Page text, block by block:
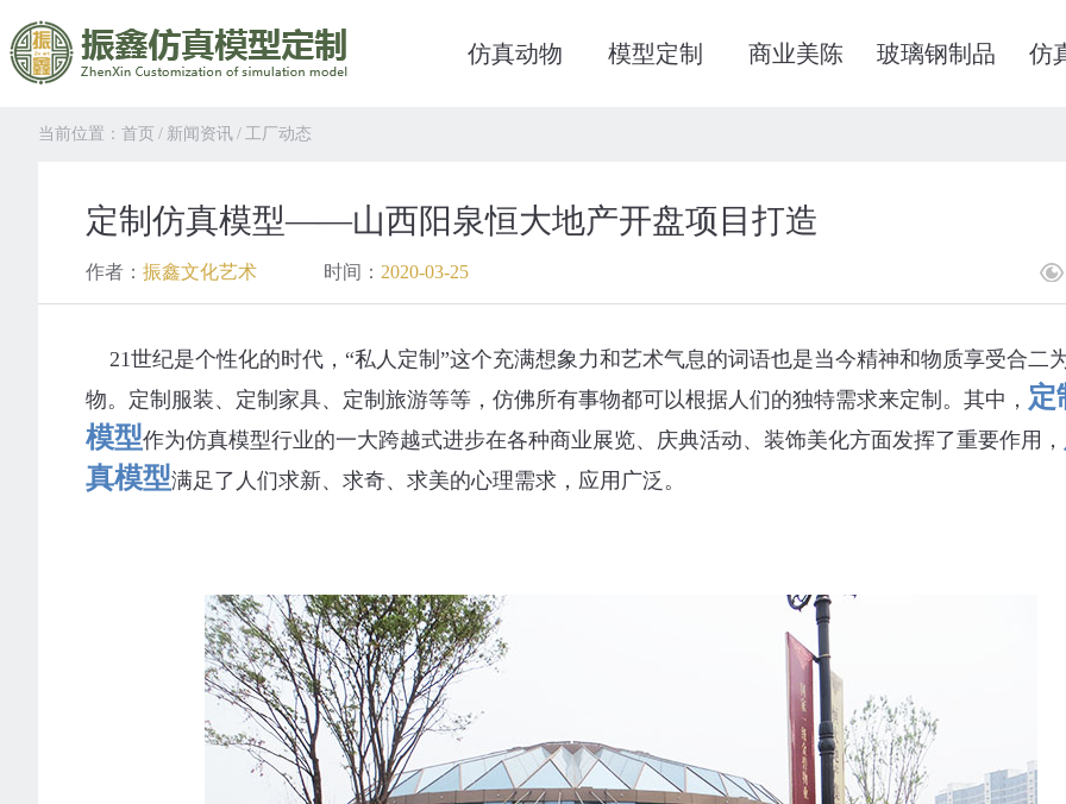
仿真动物 模型定制 商业美陈 玻璃钢制品 仿
当前位置： 首页 / 新闻资讯 / 工厂动态
定制仿真模型——山西阳泉恒大地产开盘项目打造
作者： 振鑫文化艺术 时间： 2020-03-25
21世纪是个性化的时代，“私人定制”这个充满想象力和艺术气息的词语也是当今精神和物质享受合二
物。定制服装、定制家具、定制旅游等等，仿佛所有事物都可以根据人们的独特需求来定制。其中， 定
模型作为仿真模型行业的一大跨越式进步在各种商业展览、庆典活动、装饰美化方面发挥了重要作用，
真模型满足了人们求新、求奇、求美的心理需求，应用广泛。
仿真昆虫模型就是运用现代
的科技手段，根据昆虫本身
的造型结构按照比例放大百
倍、千倍制作出逼真的仿真
模型，仿真昆虫的外观、造
型、动作等方面都非常逼
真，形体栩栩如生，动作惟
妙惟肖。
曼能在
斗中凭
1 2 3 4